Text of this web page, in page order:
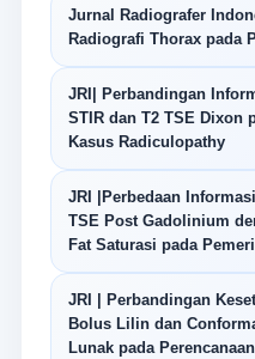
Jurnal Radiografer
Radiografi Thorax pada
JRI| Perbandingan
STIR dan T2 TSE Dixon
Kasus Radiculopathy
JRI |Perbedaan
TSE Post Gadolinium
Fat Saturasi pada
JRI | Perbandingan
Bolus Lilin dan
Lunak pada